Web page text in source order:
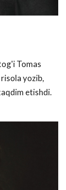
Tomas
yozib,
etishdi.